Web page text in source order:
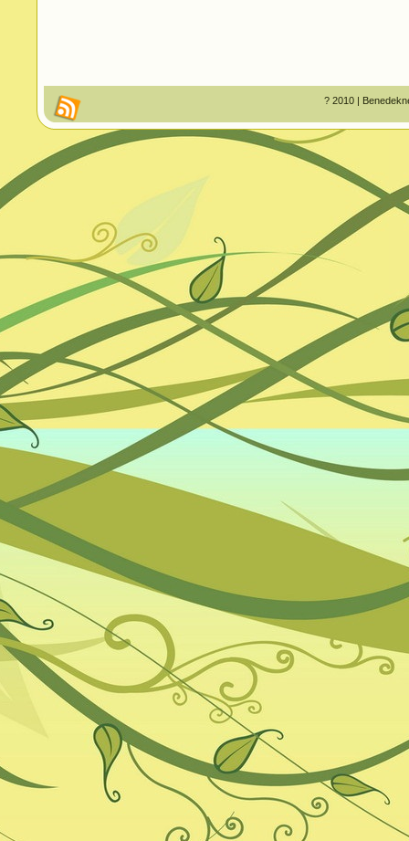
? 2010 |